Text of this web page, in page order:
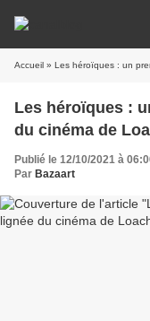
Accueil » Les héroïques : un
Les héroïques :
du cinéma de
Publié le 12/10/2021 à
Par Bazaart